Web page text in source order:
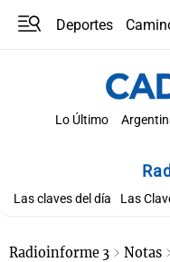
Deportes
Lo Último
Las claves del día Las
Radioinforme 3 Notas